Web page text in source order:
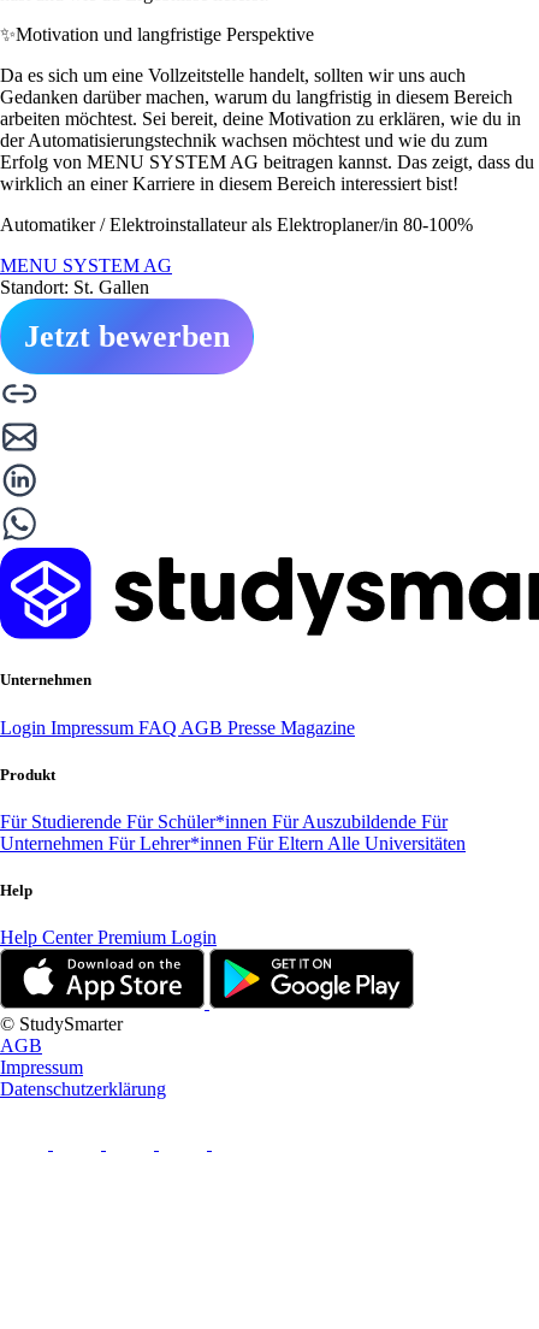
✨Motivation und langfristige Perspektive
Da es sich um eine Vollzeitstelle handelt, sollten wir uns auch
Gedanken darüber machen, warum du langfristig in diesem Bereich
arbeiten möchtest. Sei bereit, deine Motivation zu erklären, wie du in
der Automatisierungstechnik wachsen möchtest und wie du zum
Erfolg von MENU SYSTEM AG beitragen kannst. Das zeigt, dass du
wirklich an einer Karriere in diesem Bereich interessiert bist!
Automatiker / Elektroinstallateur als Elektroplaner/in 80-100%
MENU SYSTEM AG
Standort: St. Gallen
Jetzt bewerben
Unternehmen
Login Impressum FAQ AGB Presse Magazine
Produkt
Für Studierende Für Schüler*innen Für Auszubildende Für
Unternehmen Für Lehrer*innen Für Eltern Alle Universitäten
Help
Help CenterPremium Login
© StudySmarter
AGB
Impressum
Datenschutzerklärung